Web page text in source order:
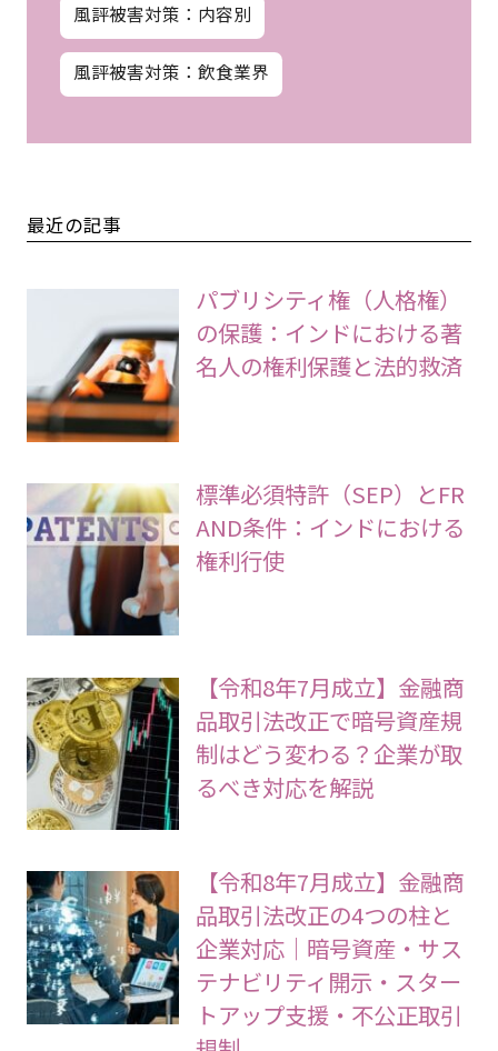
風評被害対策：内容別
風評被害対策：飲食業界
最近の記事
パブリシティ権（人格権）
の保護：インドにおける著
名人の権利保護と法的救済
標準必須特許（SEP）とFR
AND条件：インドにおける
権利行使
【令和8年7月成立】金融商
品取引法改正で暗号資産規
制はどう変わる？企業が取
るべき対応を解説
【令和8年7月成立】金融商
品取引法改正の4つの柱と
企業対応｜暗号資産・サス
テナビリティ開示・スター
トアップ支援・不公正取引